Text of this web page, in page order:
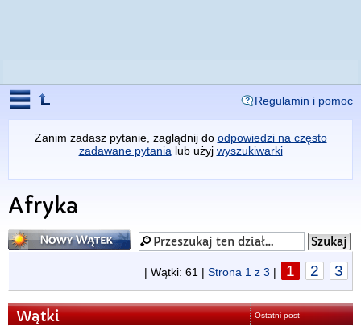
Regulamin i pomoc
Zanim zadasz pytanie, zaglądnij do odpowiedzi na często
zadawane pytania lub użyj wyszukiwarki
Afryka
Napisz wątek
| Wątki: 61 | Strona 1 z 3 | 1 2 3
Wątki Ostatni post